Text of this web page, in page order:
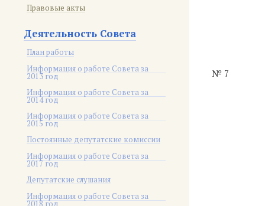
Правовые акты
Деятельность Совета
План работы
Информация о работе Совета за
2013 год
Информация о работе Совета за
2014 год
Информация о работе Совета за
2015 год
Постоянные депутатские комиссии
Информация о работе Совета за
2017 год
Депутатские слушания
Информация о работе Совета за
2018 год
№ 7